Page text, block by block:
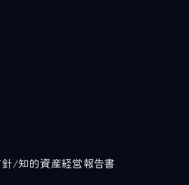
/知的資産経営報告書